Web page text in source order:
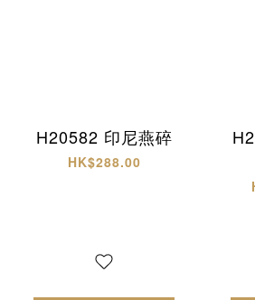
H20582 印尼燕碎
HK$288.00